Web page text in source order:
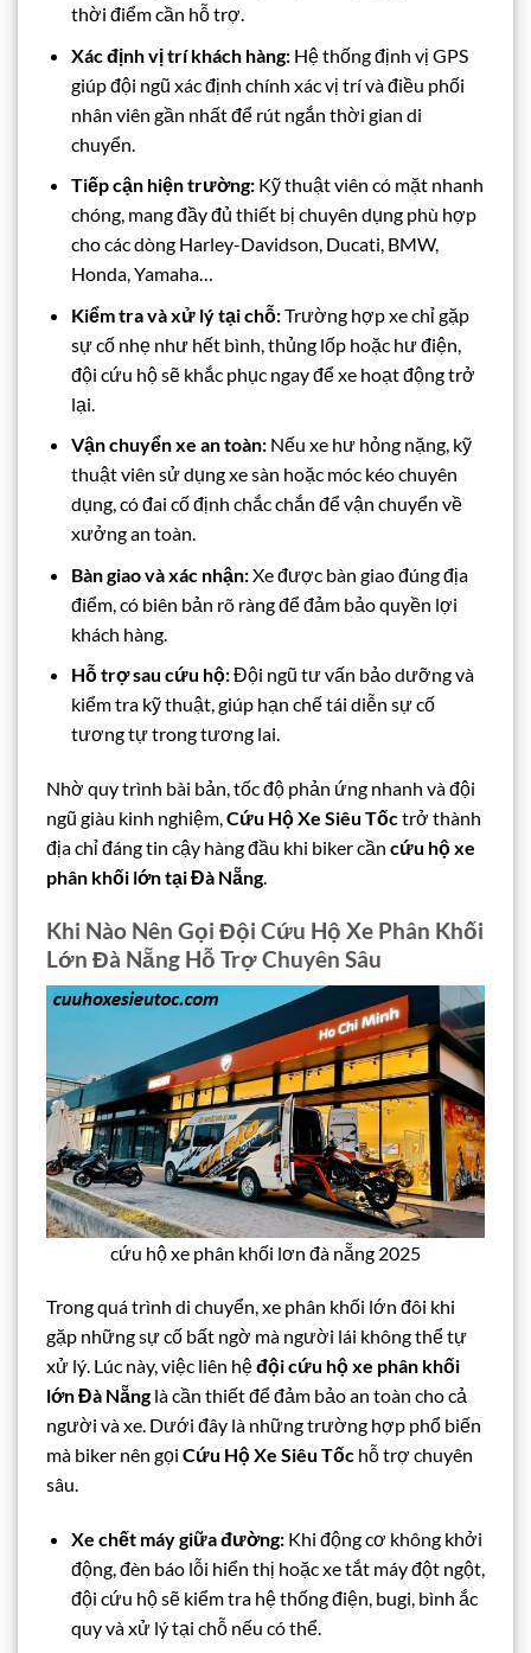
thời điểm cần hỗ trợ.
Xác định vị trí khách hàng:Hệ thống định vị GPS
giúp đội ngũ xác định chính xác vị trí và điều phối
nhân viên gần nhất để rút ngắn thời gian di
chuyển.
Tiếp cận hiện trường:Kỹ thuật viên có mặt nhanh
chóng, mang đầy đủ thiết bị chuyên dụng phù hợp
cho các dòng Harley-Davidson, Ducati, BMW,
Honda, Yamaha…
Kiểm tra và xử lý tại chỗ:Trường hợp xe chỉ gặp
sự cố nhẹ như hết bình, thủng lốp hoặc hư điện,
đội cứu hộ sẽ khắc phục ngay để xe hoạt động trở
lại.
Vận chuyển xe an toàn:Nếu xe hư hỏng nặng, kỹ
thuật viên sử dụng xe sàn hoặc móc kéo chuyên
dụng, có đai cố định chắc chắn để vận chuyển về
xưởng an toàn.
Bàn giao và xác nhận:Xe được bàn giao đúng địa
điểm, có biên bản rõ ràng để đảm bảo quyền lợi
khách hàng.
Hỗ trợ sau cứu hộ:Đội ngũ tư vấn bảo dưỡng và
kiểm tra kỹ thuật, giúp hạn chế tái diễn sự cố
tương tự trong tương lai.
Nhờ quy trình bài bản, tốc độ phản ứng nhanh và đội
ngũ giàu kinh nghiệm,Cứu Hộ Xe Siêu Tốctrở thành
địa chỉ đáng tin cậy hàng đầu khi biker cần cứu hộ xe
phân khối lớn tại Đà Nẵng.
Khi Nào Nên Gọi Đội Cứu Hộ Xe Phân Khối
Lớn Đà Nẵng Hỗ Trợ Chuyên Sâu
cứu hộ xe phân khối lơn đà nẵng 2025
Trong quá trình di chuyển, xe phân khối lớn đôi khi
gặp những sự cố bất ngờ mà người lái không thể tự
xử lý. Lúc này, việc liên hệđội cứu hộ xe phân khối
lớn Đà Nẵnglà cần thiết để đảm bảo an toàn cho cả
người và xe. Dưới đây là những trường hợp phổ biến
mà biker nên gọi Cứu Hộ Xe Siêu Tốc hỗ trợ chuyên
sâu.
Xe chết máy giữa đường:Khi động cơ không khởi
động, đèn báo lỗi hiển thị hoặc xe tắt máy đột ngột,
đội cứu hộ sẽ kiểm tra hệ thống điện, bugi, bình ắc
quy và xử lý tại chỗ nếu có thể.